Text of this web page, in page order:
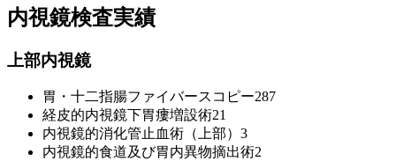
内視鏡検査実績
上部内視鏡
胃・十二指腸ファイバースコピー287
経皮的内視鏡下胃瘻増設術21
内視鏡的消化管止血術（上部） 3
内視鏡的食道及び胃内異物摘出術2